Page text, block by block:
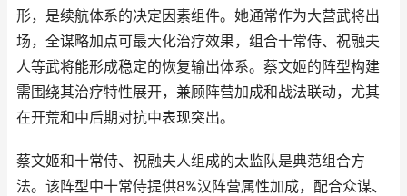
形，是续航体系的决定因素组件。她通常作为大营武将出
场，全谋略加点可最大化治疗效果，组合十常侍、祝融夫
人等武将能形成稳定的恢复输出体系。蔡文姬的阵型构建
需围绕其治疗特性展开，兼顾阵营加成和战法联动，尤其
在开荒和中后期对抗中表现突出。
蔡文姬和十常侍、祝融夫人组成的太监队是典范组合方
法。该阵型中十常侍提供8%汉阵营属性加成，配合众谋、